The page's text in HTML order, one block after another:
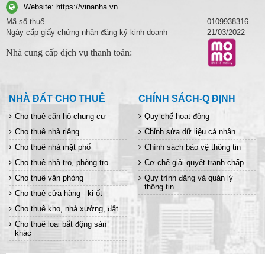
Website: https://vinanha.vn
Mã số thuế
0109938316
Ngày cấp giấy chứng nhận đăng ký kinh doanh
21/03/2022
Nhà cung cấp dịch vụ thanh toán:
NHÀ ĐẤT CHO THUÊ
Cho thuê căn hộ chung cư
Cho thuê nhà riêng
Cho thuê nhà mặt phố
Cho thuê nhà trọ, phòng trọ
Cho thuê văn phòng
Cho thuê cửa hàng - ki ốt
Cho thuê kho, nhà xưởng, đất
Cho thuê loại bất động sản
khác
CHÍNH SÁCH-Q ĐỊNH
Quy chế hoạt động
Chỉnh sửa dữ liệu cá nhân
Chính sách bảo vệ thông tin
Cơ chế giải quyết tranh chấp
Quy trình đăng và quản lý
thông tin